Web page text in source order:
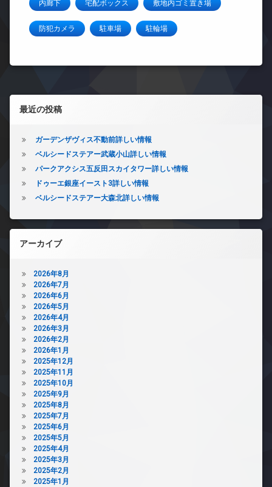
内廊下 宅配ボックス 敷地内ゴミ置き場
防犯カメラ 駐車場 駐輪場
左サイドバー
最近の投稿
ガーデンザヴィス不動前詳しい情報
ベルシードステアー武蔵小山詳しい情報
パークアクシス五反田スカイタワー詳しい情報
ドゥーエ銀座イースト3詳しい情報
ベルシードステアー大森北詳しい情報
アーカイブ
2026年8月
2026年7月
2026年6月
2026年5月
2026年4月
2026年3月
2026年2月
2026年1月
2025年12月
2025年11月
2025年10月
2025年9月
2025年8月
2025年7月
2025年6月
2025年5月
2025年4月
2025年3月
2025年2月
2025年1月